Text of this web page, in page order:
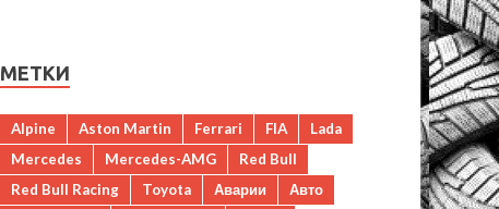
МЕТКИ
Alpine Aston Martin Ferrari FIA
Lada
Mercedes
Mercedes-AMG
Red Bull
Red Bull Racing
Toyota Аварии
Авто